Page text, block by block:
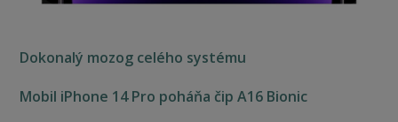
Dokonalý mozog celého systému
Mobil iPhone 14 Pro poháňa čip A16 Bionic